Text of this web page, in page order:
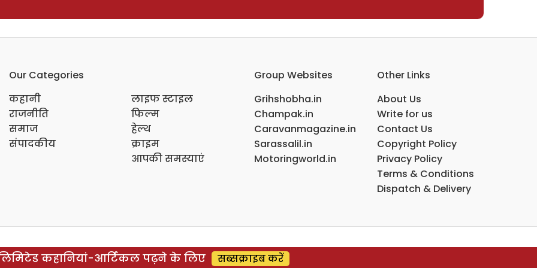
Our Categories
कहानी
राजनीति
समाज
संपादकीय
लाइफ स्टाइल
फिल्म
हेल्थ
क्राइम
आपकी समस्याएं
Group Websites
Grihshobha.in
Champak.in
Caravanmagazine.in
Sarassalil.in
Motoringworld.in
Other Links
About Us
Write for us
Contact Us
Copyright Policy
Privacy Policy
Terms & Conditions
Dispatch & Delivery
कहानियां-आर्टिकल पढ़ने के लिए सब्सक्राइब करें